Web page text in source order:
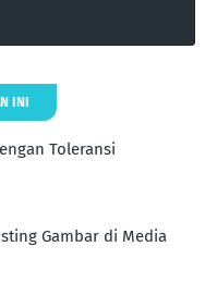
INI
Toleransi
Gambar di Media